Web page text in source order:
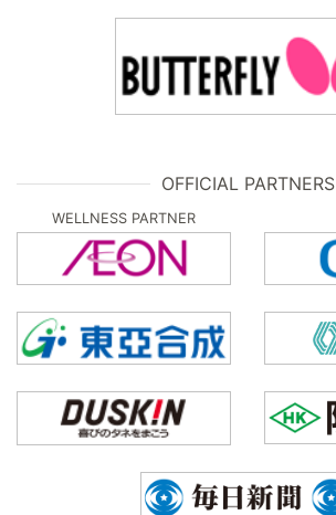
OFFICIAL PARTNERS
WELLNESS PARTNER